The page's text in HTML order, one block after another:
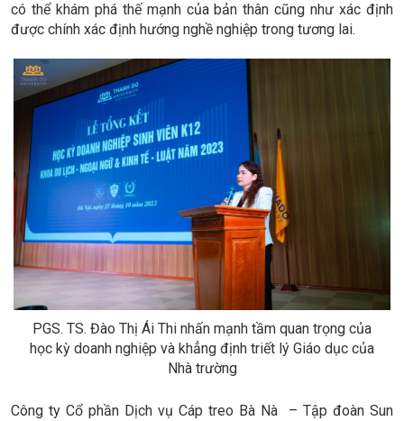
có thể khám phá thế mạnh của bản thân cũng như xác định
được chính xác định hướng nghề nghiệp trong tương lai.
PGS. TS. Đào Thị Ái Thi nhấn mạnh tầm quan trọng của
học kỳ doanh nghiệp và khẳng định triết lý Giáo dục của
Nhà trường
Công ty Cổ phần Dịch vụ Cáp treo Bà Nà – Tập đoàn Sun